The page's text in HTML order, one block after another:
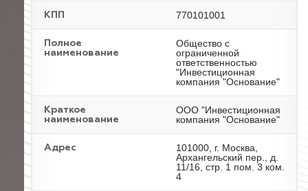
КПП 770101001
Полное
наименование
Общество с
ограниченной
ответственностью
"Инвестиционная
компания "Основание"
Краткое
наименование
ООО "Инвестиционная
компания "Основание"
Адрес
101000, г. Москва,
Архангельский пер., д.
11/16, стр. 1 пом. 3 ком.
4